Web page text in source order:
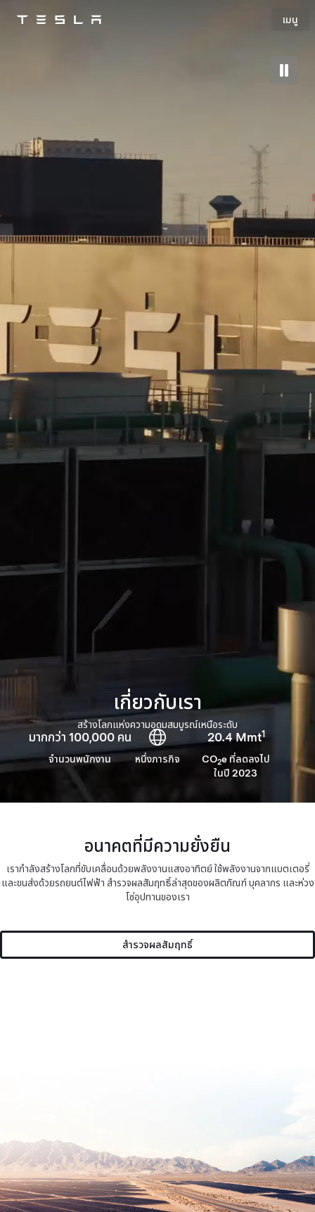
Tesla เมนู
เกี่ยวกับเรา
สร้างโลกแห่งความอุดมสมบูรณ์เหนือระดับ
มากกว่า 100,000 คน
จำนวนพนักงาน หนึ่งภารกิจ
20.4 Mmt1
CO2e ที่ลดลงไป
ในปี 2023
อนาคตที่มีความยั่งยืน
เรากำลังสร้างโลกที่ขับเคลื่อนด้วยพลังงานแสงอาทิตย์ ใช้พลังงานจากแบตเตอรี่
และขนส่งด้วยรถยนต์ไฟฟ้า สำรวจผลสัมฤทธิ์ล่าสุดของผลิตภัณฑ์ บุคลากร และห่วง
โซ่อุปทานของเรา
สำรวจผลสัมฤทธิ์